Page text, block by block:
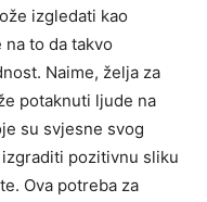
izgledati kao
to da takvo
Naime, želja za
potaknuti ljude na
su svjesne svog
pozitivnu sliku
Ova potreba za